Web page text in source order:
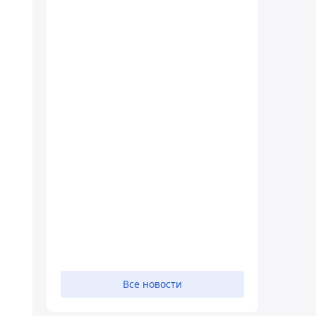
Все новости